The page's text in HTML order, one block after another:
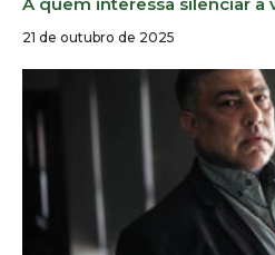
21 de outubro de 2025